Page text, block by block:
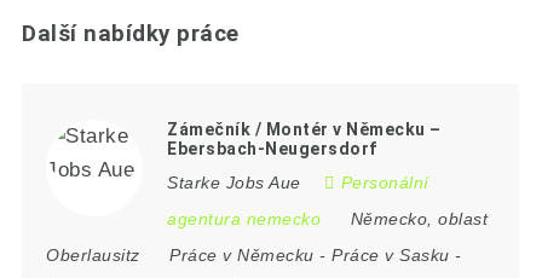
Další nabídky práce
Zámečník / Montér v Německu –
Ebersbach-Neugersdorf
Starke Jobs Aue
Personální
agentura nemecko
Německo ,oblast
Oberlausitz
Práce v Německu -Práce v Sasku -